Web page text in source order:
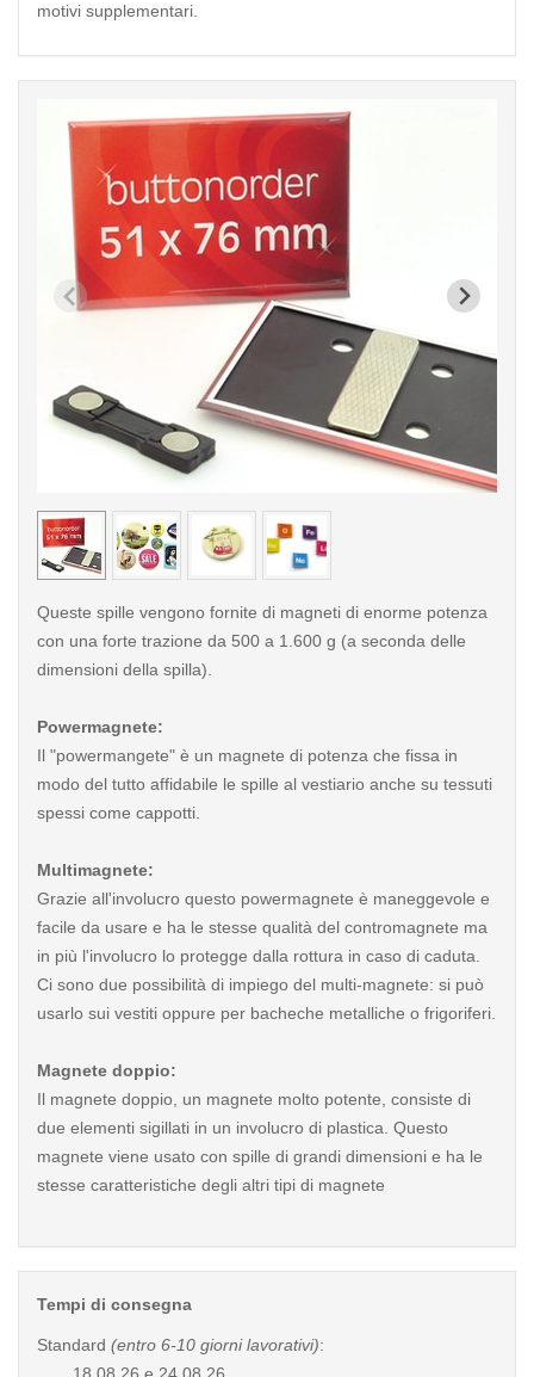
motivi supplementari.
< /picture>
Queste spille vengono fornite di magneti di enorme potenza
con una forte trazione da 500 a 1.600 g (a seconda delle
dimensioni della spilla).
Powermagnete:
Il "powermangete" è un magnete di potenza che fissa in
modo del tutto affidabile le spille al vestiario anche su tessuti
spessi come cappotti.
Multimagnete:
Grazie all'involucro questo powermagnete è maneggevole e
facile da usare e ha le stesse qualità del contromagnete ma
in più l'involucro lo protegge dalla rottura in caso di caduta.
Ci sono due possibilità di impiego del multi-magnete: si può
usarlo sui vestiti oppure per bacheche metalliche o frigoriferi.
Magnete doppio:
Il magnete doppio, un magnete molto potente, consiste di
due elementi sigillati in un involucro di plastica. Questo
magnete viene usato con spille di grandi dimensioni e ha le
stesse caratteristiche degli altri tipi di magnete
Tempi di consegna
Standard (entro 6-10 giorni lavorativi):